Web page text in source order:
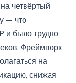
четвёртый
— что
и было трудно
Фреймворк
на
снижая